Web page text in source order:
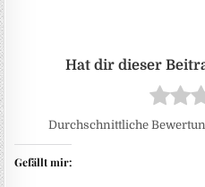
Durchschnittliche
Gefällt mir: